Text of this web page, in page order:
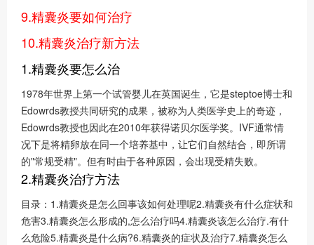
9.精囊炎要如何治疗
10.精囊炎治疗新方法
1.精囊炎要怎么治
1978年世界上第一个试管婴儿在英国诞生，它是steptoe博士和
Edowrds教授共同研究的成果，被称为人类医学史上的奇迹，
Edowrds教授也因此在2010年获得诺贝尔医学奖。IVF通常情
况下是将精卵放在同一个培养基中，让它们自然结合，即所谓
的"常规受精"。但有时由于各种原因，会出现受精失败。
2.精囊炎治疗方法
目录：1.精囊炎是怎么回事该如何处理呢2.精囊炎有什么症状和
危害3.精囊炎怎么形成的,怎么治疗吗4.精囊炎该怎么治疗.有什
么危险5.精囊炎是什么病?6.精囊炎的症状及治疗7.精囊炎怎么